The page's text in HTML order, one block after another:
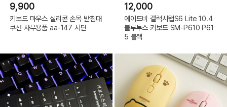
9,900
키보드 마우스 실리콘 손목 받침대
쿠션 사무용품 aa-147 시딘
12,000
에이드비 갤럭시탭S6 Lite 10.4
블루투스 키보드 SM-P610 P61
5 블랙